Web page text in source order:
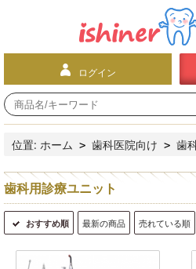
ログイン
位置: ホーム > 歯科医院向け > 歯
歯科用診療ユニット
おすすめ順 最新の商品 売れている順